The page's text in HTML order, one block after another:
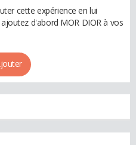
cette expérience en lui
d'abord MOR DIOR à vos